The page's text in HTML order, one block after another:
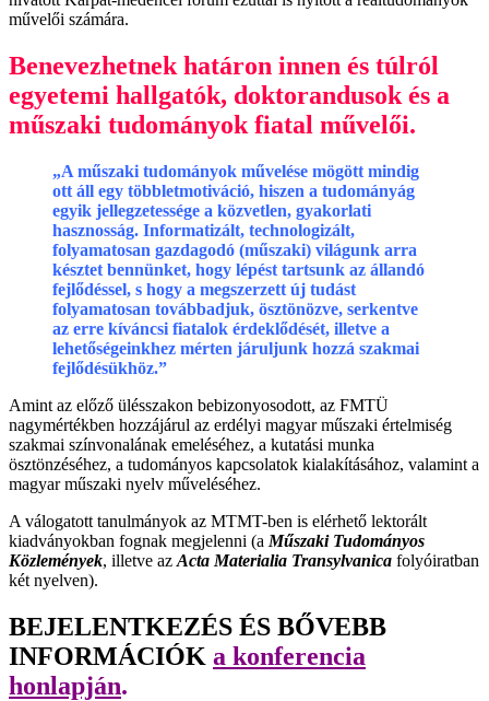
művelői számára.
Benevezhetnek határon innen és túlról
egyetemi hallgatók, doktorandusok és a
műszaki tudományok fiatal művelői.
„A műszaki tudományok művelése mögött mindig
ott áll egy többletmotiváció, hiszen a tudományág
egyik jellegzetessége a közvetlen, gyakorlati
hasznosság. Informatizált, technologizált,
folyamatosan gazdagodó (műszaki) világunk arra
késztet bennünket, hogy lépést tartsunk az állandó
fejlődéssel, s hogy a megszerzett új tudást
folyamatosan továbbadjuk, ösztönözve, serkentve
az erre kíváncsi fiatalok érdeklődését, illetve a
lehetőségeinkhez mérten járuljunk hozzá szakmai
fejlődésükhöz.”
Amint az előző ülésszakon bebizonyosodott, az FMTÜ
nagymértékben hozzájárul az erdélyi magyar műszaki értelmiség
szakmai színvonalának emeléséhez, a kutatási munka
ösztönzéséhez, a tudományos kapcsolatok kialakításához, valamint a
magyar műszaki nyelv műveléséhez.
A válogatott tanulmányok az MTMT-ben is elérhető lektorált
kiadványokban fognak megjelenni (a Műszaki Tudományos
Közlemények, illetve az Acta Materialia Transylvanica folyóiratban
két nyelven).
BEJELENTKEZÉS ÉS BŐVEBB
INFORMÁCIÓK a konferencia
honlapján.